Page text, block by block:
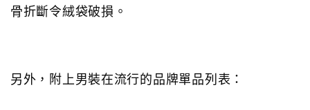
骨折斷令絨袋破損。
另外，附上男裝在流行的品牌單品列表：